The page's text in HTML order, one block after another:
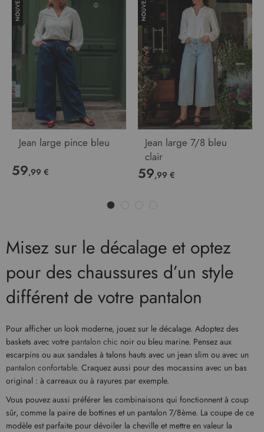
Jean large pince bleu
59,99 €
Jean large 7/8 bleu
clair
59,99 €
Misez sur le décalage et optez
pour des chaussures d’un style
différent de votre pantalon
Pour afficher un look moderne, jouez sur le décalage. Adoptez des
baskets avec votre pantalon chic noir ou bleu marine. Pensez aux
escarpins ou aux sandales à talons hauts avec un jean slim ou avec un
pantalon confortable. Craquez aussi pour des mocassins avec un bas
original : à carreaux ou à rayures par exemple.
Vous pouvez aussi préférer les combinaisons qui fonctionnent à coup
sûr, comme la paire de bottines et un pantalon 7/8ème. La coupe de ce
modèle est parfaite pour dévoiler la cheville et mettre en valeur la